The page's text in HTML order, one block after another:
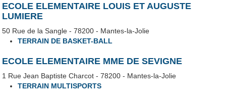
ECOLE ELEMENTAIRE LOUIS ET AUGUSTE
LUMIERE
50 Rue de la Sangle - 78200 - Mantes-la-Jolie
TERRAIN DE BASKET-BALL
ECOLE ELEMENTAIRE MME DE SEVIGNE
1 Rue Jean Baptiste Charcot - 78200 - Mantes-la-Jolie
TERRAIN MULTISPORTS